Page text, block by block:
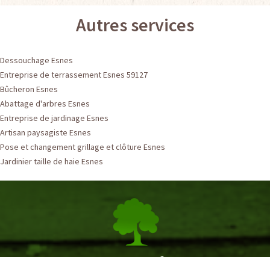
Autres services
Dessouchage Esnes
Entreprise de terrassement Esnes 59127
Bûcheron Esnes
Abattage d'arbres Esnes
Entreprise de jardinage Esnes
Artisan paysagiste Esnes
Pose et changement grillage et clôture Esnes
Jardinier taille de haie Esnes